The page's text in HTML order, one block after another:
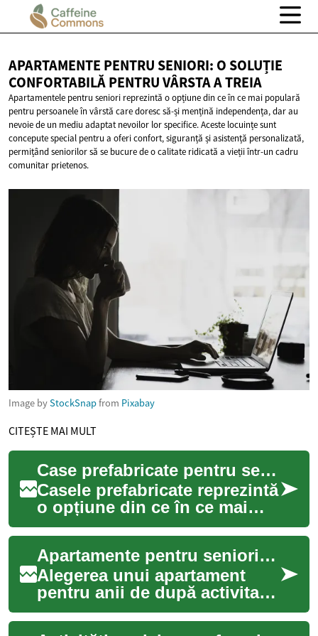
APARTAMENTE PENTRU SENIORI: O SOLUȚIE
CONFORTABILĂ PENTRU VÂRSTAA TREIA
Apartamentele pentru seniori reprezintă o opțiune din ce în ce mai populară
pentru persoanele în vârstă care doresc să-și mențină independența, dar au
nevoie de un mediu adaptat nevoilor lor specifice. Aceste locuințe sunt
concepute special pentru a oferi confort, siguranță și asistență personalizată,
permițând seniorilor să se bucure de o calitate ridicată a vieții într-un cadru
comunitar prietenos.
Image byStockSnapfrom Pixabay
CITEȘTE MAI MULT
Case prefabricate pentru seniori: O soluție accesibilă și confortabilă pentru vârstnici
Casele prefabricate reprezintă
o opțiune din ce în ce mai
populară pentru persoanele
în vârstă care caută un cămin
co...
Apartamente pentru seniori: opțiuni și considerente pentru locuire
Alegerea unui apartament
pentru anii de după activitate
profesională implică mai mult
decât o simplă tranzacție